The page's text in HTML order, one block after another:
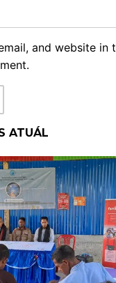
and website in
ATUÁL